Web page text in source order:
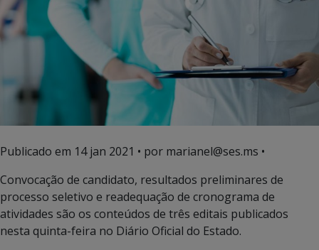
Publicado em 14 jan 2021 • por marianel@ses.ms •
Convocação de candidato, resultados preliminares de
processo seletivo e readequação de cronograma de
atividades são os conteúdos de três editais publicados
nesta quinta-feira no Diário Oficial do Estado.